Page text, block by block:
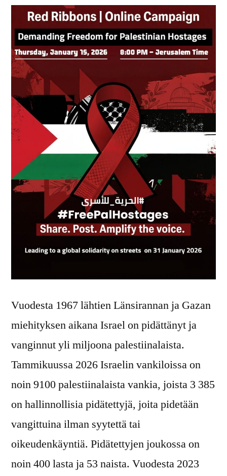
Vuodesta 1967 lähtien Länsirannan ja Gazan
miehityksen aikana Israel on pidättänyt ja
vanginnut yli miljoona palestiinalaista.
Tammikuussa 2026 Israelin vankiloissa on
noin 9100 palestiinalaista vankia, joista 3 385
on hallinnollisia pidätettyjä, joita pidetään
vangittuina ilman syytettä tai
oikeudenkäyntiä. Pidätettyjen joukossa on
noin 400 lasta ja 53 naista. Vuodesta 2023